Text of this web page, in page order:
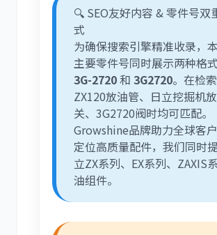
🔍 SEO友好内容 & 零件号双
式
为确保搜索引擎精准收录，
主要零件号同时展示两种格式
3G-2720和 3G2720。在检
ZX120放油管、日立挖掘机
关、3G2720阀时均可匹配。
Growshine品牌助力全球客
定位高质量配件，我们同时
立ZX系列、EX系列、ZAXIS
油组件。